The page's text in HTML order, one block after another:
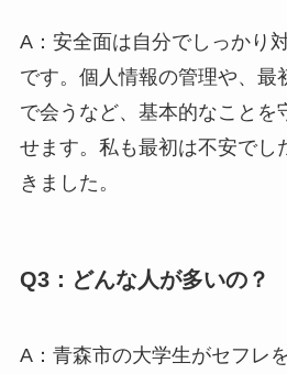
A：安全面は自分でしっかり
です。個人情報の管理や、最
で会うなど、基本的なことを
せます。私も最初は不安でし
きました。
Q3：どんな人が多いの？
A：青森市の大学生がセフレ